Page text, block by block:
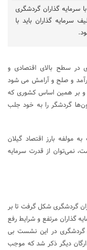
سرمایه گذاران گردشگری
سرمایه گذاران باید با
در سطح بالای اقتصادی و
و صلح و آرامش می شود
و بر همین اساس کشوری که
گردشگر را به خود جلب
مولفه بارز اقتصاد گیلان
نمی‌توان از قدرت سرمایه
گردشگری شکل گرفت تا بر
گذاران مرتفع و شرایط رفع
گردشگری در این نشست بی
ارگان دیگر ذکر شد که موجب